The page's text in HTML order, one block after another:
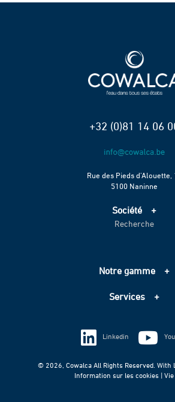
+32 (0)81 14 06
Rue des Pieds d’Alouette,
5100 Naninne
Société
Accueil
Échelle de performance
Recherche
Notre gamme
Assainissement
Techniques spéciales
Services
Information sur les
Vie privée
© 2026, Cowalca All Rights Reserved. With
Information sur les cookies |
Linkedin